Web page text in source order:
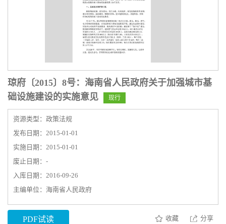
琼府〔2015〕8号：海南省人民政府关于加强城市基
础设施建设的实施意见
现行
资源类型：政策法规
发布日期：2015-01-01
实施日期：2015-01-01
废止日期：-
入库日期：2016-09-26
主编单位：海南省人民政府
PDF试读 收藏 分享